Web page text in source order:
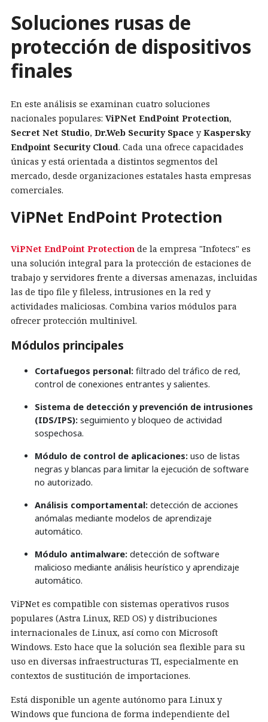
Soluciones rusas de
protección de dispositivos
finales
En este análisis se examinan cuatro soluciones
nacionales populares: ViPNet EndPoint Protection,
Secret Net Studio, Dr.Web Security Space y Kaspersky
Endpoint Security Cloud. Cada una ofrece capacidades
únicas y está orientada a distintos segmentos del
mercado, desde organizaciones estatales hasta empresas
comerciales.
ViPNet EndPoint Protection
ViPNet EndPoint Protection de la empresa "Infotecs" es
una solución integral para la protección de estaciones de
trabajo y servidores frente a diversas amenazas, incluidas
las de tipo file y fileless, intrusiones en la red y
actividades maliciosas. Combina varios módulos para
ofrecer protección multinivel.
Módulos principales
Cortafuegos personal: filtrado del tráfico de red,
control de conexiones entrantes y salientes.
Sistema de detección y prevención de intrusiones
(IDS/IPS): seguimiento y bloqueo de actividad
sospechosa.
Módulo de control de aplicaciones: uso de listas
negras y blancas para limitar la ejecución de software
no autorizado.
Análisis comportamental: detección de acciones
anómalas mediante modelos de aprendizaje
automático.
Módulo antimalware: detección de software
malicioso mediante análisis heurístico y aprendizaje
automático.
ViPNet es compatible con sistemas operativos rusos
populares (Astra Linux, RED OS) y distribuciones
internacionales de Linux, así como con Microsoft
Windows. Esto hace que la solución sea flexible para su
uso en diversas infraestructuras TI, especialmente en
contextos de sustitución de importaciones.
Está disponible un agente autónomo para Linux y
Windows que funciona de forma independiente del